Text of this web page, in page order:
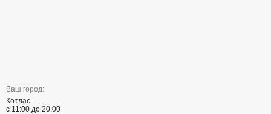
Ваш город:
Котлас
с 11:00 до 20:00